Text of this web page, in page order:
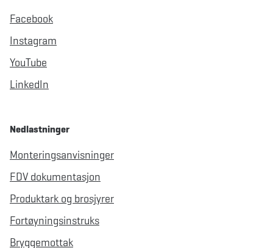
Facebook
Instagram
YouTube
LinkedIn
Nedlastninger
Monteringsanvisninger
FDV dokumentasjon
Produktark og brosjyrer
Fortøyningsinstruks
Bryggemottak